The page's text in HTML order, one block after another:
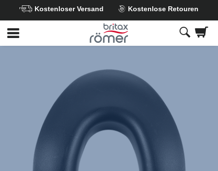
Hauptinhalt
springen
Kostenloser Versand Kostenlose Retouren
SWINGFIX